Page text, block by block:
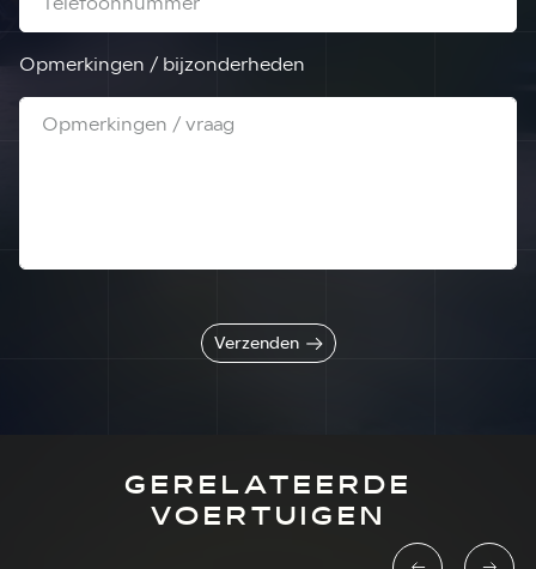
Opmerkingen / bijzonderheden
Verzenden
GERELATEERDE
VOERTUIGEN